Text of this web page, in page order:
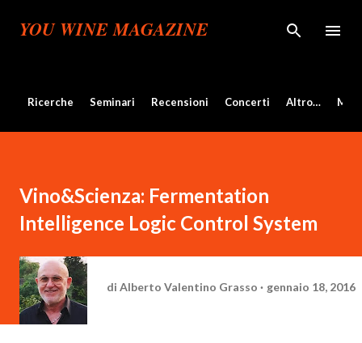
Passa ai contenuti principali
YOU WINE MAGAZINE
Ricerche Seminari Recensioni Concerti Altro…
Vino&Scienza: Fermentation
Intelligence Logic Control System
di Alberto Valentino Grasso gennaio 18, 2016